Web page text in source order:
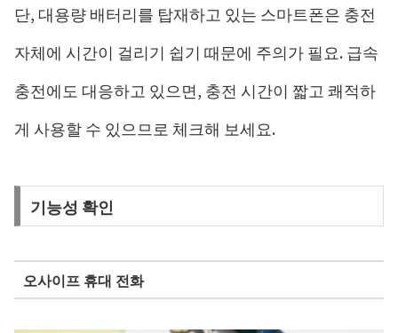
단, 대용량 배터리를 탑재하고 있는 스마트폰은 충전
자체에 시간이 걸리기 쉽기 때문에 주의가 필요. 급속
충전에도 대응하고 있으면, 충전 시간이 짧고 쾌적하
게 사용할 수 있으므로 체크해 보세요.
기능성 확인
오사이프 휴대 전화